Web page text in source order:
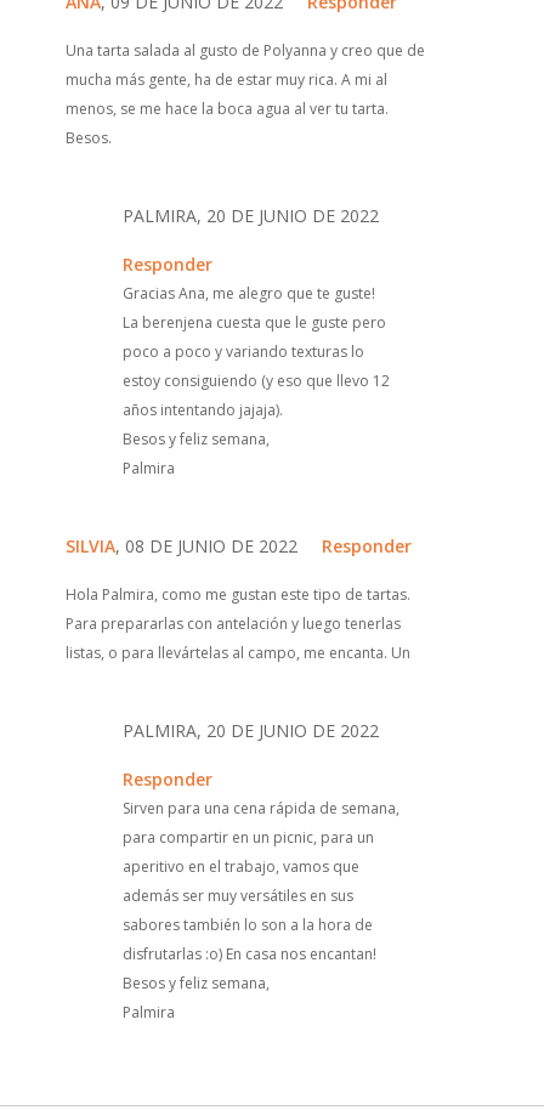
Una tarta salada al gusto de Polyanna y creo que de
mucha más gente, ha de estar muy rica. A mi al
menos, se me hace la boca agua al ver tu tarta.
Besos.
PALMIRA, 20 DE JUNIO DE 2022
Responder
Gracias Ana, me alegro que te guste!
La berenjena cuesta que le guste pero
poco a poco y variando texturas lo
estoy consiguiendo (y eso que llevo 12
años intentando jajaja).
Besos y feliz semana,
Palmira
SILVIA, 08 DE JUNIO DE 2022 Responder
Hola Palmira, como me gustan este tipo de tartas.
Para prepararlas con antelación y luego tenerlas
listas, o para llevártelas al campo, me encanta. Un
PALMIRA, 20 DE JUNIO DE 2022
Responder
Sirven para una cena rápida de semana,
para compartir en un picnic, para un
aperitivo en el trabajo, vamos que
además ser muy versátiles en sus
sabores también lo son a la hora de
disfrutarlas :o) En casa nos encantan!
Besos y feliz semana,
Palmira